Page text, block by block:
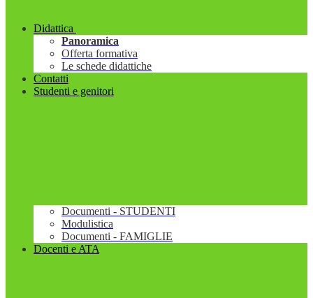
Didattica
Panoramica
Offerta formativa
Le schede didattiche
Contatti
Studenti e genitori
Documenti - STUDENTI
Modulistica
Documenti - FAMIGLIE
Docenti e ATA